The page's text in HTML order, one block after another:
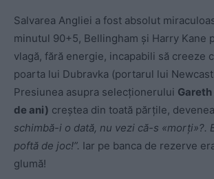
Salvarea Angliei a fost absolut
minutul 90+5, Bellingham și Harry Kane
vlagă, fără energie, incapabili să creeze
poarta lui Dubravka (portarul lui
Presiunea asupra selecționerului
de ani) creștea din toată părțile,
schimbă-i o dată, nu vezi că-s «morți»?.
poftă de joc!”. Iar pe banca de rezerve
glumă!